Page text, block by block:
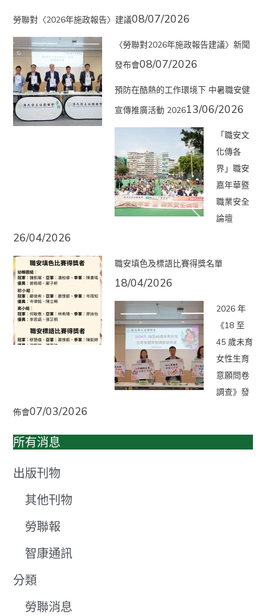
勞聯對〈2026年施政報告〉建議08/07/2026
〈勞聯對2026年施政報告建議〉新聞
發布會08/07/2026
預防在酷熱的工作環境下 中暑職安健
宣傳推廣活動 202613/06/2026
「職安文
化傳各
界」職安
嘉年華暨
職業安全
論壇
26/04/2026
職安填色及標語比賽得獎名單
18/04/2026
2026 年
《18 至
45 歲未育
女性生育
意願問卷
調查》發
佈會07/03/2026
所有消息
出版刊物
其他刊物
勞聯報
智康通訊
分類
勞聯消息